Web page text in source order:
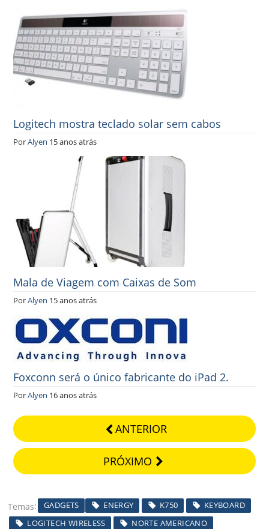
Logitech mostra teclado solar sem cabos
PorAlyen 15 anos atrás
Mala de Viagem com Caixas de Som
PorAlyen 15 anos atrás
Foxconn será o único fabricante do iPad 2.
PorAlyen 16 anos atrás
ANTERIOR
PRÓXIMO
Temas GADGETS ENERGY K750
KEYBOARD
LOGITECH WIRELESS
NORTE AMERICANO